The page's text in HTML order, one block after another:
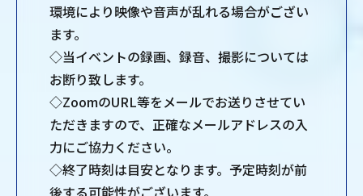
環境により映像や音声が乱れる場合がござい
ます。
◇当イベントの録画、録音、撮影については
お断り致します。
◇ZoomのURL等をメールでお送りさせてい
ただきますので、正確なメールアドレスの入
力にご協力ください。
◇終了時刻は目安となります。予定時刻が前
後する可能性がございます。